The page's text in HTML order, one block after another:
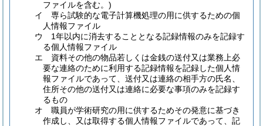
ファイルを含む。)
イ
専ら試験的な電子計算機処理の用に供するための個
人情報ファイル
ウ
1年以内に消去することとなる記録情報のみを記録す
る個人情報ファイル
エ
資料その他の物品若しくは金銭の送付又は業務上必
要な連絡のために利用する記録情報を記録した個人情
報ファイルであって、送付又は連絡の相手方の氏名、
住所その他の送付又は連絡に必要な事項のみを記録す
るもの
オ
職員が学術研究の用に供するためその発意に基づき
作成し、又は取得する個人情報ファイルであって、記